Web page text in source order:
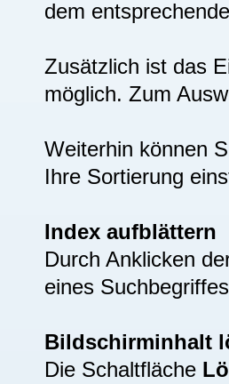
dem
Zusätzlich ist das
möglich. Zum
Weiterhin können
Ihre Sortierung
Index aufblättern
Durch Anklicken
eines
Bildschirminhalt
Die Schaltfläche